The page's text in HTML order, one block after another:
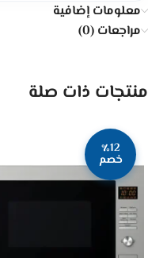
معلومات إضافية
مراجعات (0)
منتجات ذات صلة
٪12
خصم